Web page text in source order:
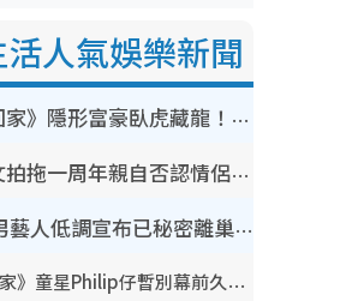
人氣娛樂新聞
《愛回家》隱形富豪臥虎藏龍！盤點12位財氣逼人的有錢藝人：呢位靚女3億身家唔憂做
葉蒨文拍拖一周年親自否認情侶關係？！被質疑感情造假竟稱GM「普通同事」
30歲男藝人低調宣布已秘密離巢！人氣急跌變失蹤人口︰「這幾年過得並不容易」
《愛回家》童星Philip仔暫別幕前久違現身！15歲近況暴風長高蛻變帥氣少男